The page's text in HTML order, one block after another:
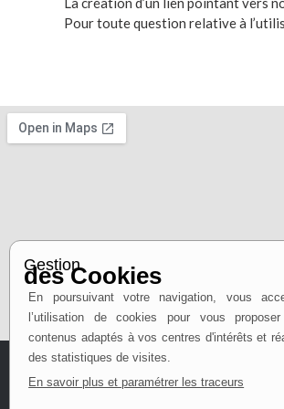
Pour toute question relative à
Gestion
des Cookies
En poursuivant votre navigation, vous
l’utilisation de cookies pour vous
contenus adaptés à vos centres d'intérêts et
des statistiques de visites.
En savoir plus et paramétrer les traceurs